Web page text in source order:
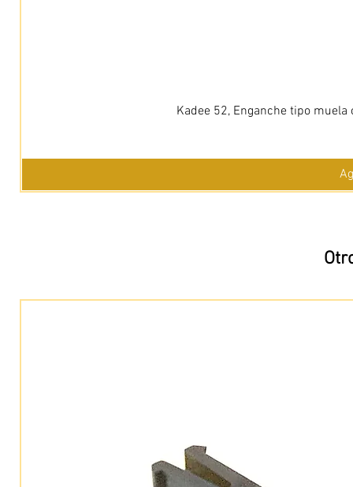
Kadee 52, Enganche tipo